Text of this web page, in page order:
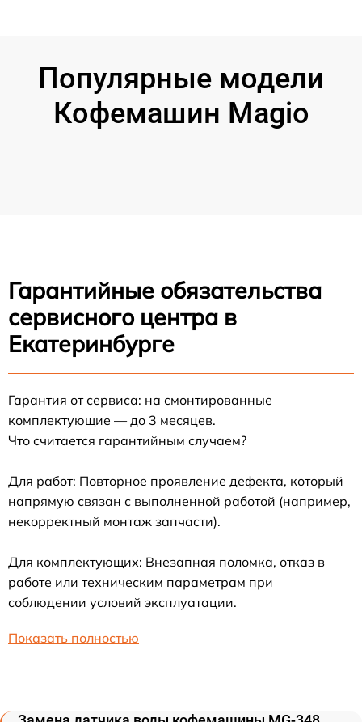
Популярные модели
Кофемашин Magio
Гарантийные обязательства
сервисного центра в
Екатеринбурге
Гарантия от сервиса: на смонтированные
комплектующие — до 3 месяцев.
Что считается гарантийным случаем?
Для работ: Повторное проявление дефекта, который
напрямую связан с выполненной работой (например,
некорректный монтаж запчасти).
Для комплектующих: Внезапная поломка, отказ в
работе или техническим параметрам при
соблюдении условий эксплуатации.
Показать полностью